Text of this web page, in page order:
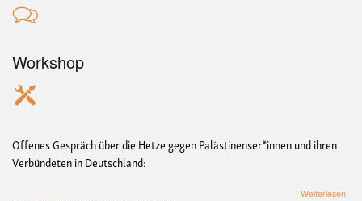
Workshop
Offenes Gespräch über die Hetze gegen Palästinenser*innen und ihren
Verbündeten in Deutschland:
Weiterlesen